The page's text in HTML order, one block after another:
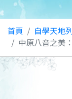
首頁
自學天地
中原八音之美